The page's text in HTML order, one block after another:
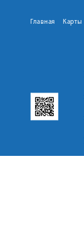
Главная Карты